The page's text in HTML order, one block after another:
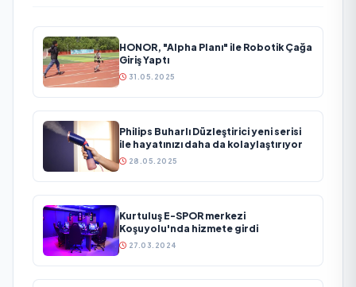
HONOR, "Alpha Planı" ile Robotik Çağa
Giriş Yaptı
31.05.2025
Philips Buharlı Düzleştirici yeni serisi
ile hayatınızı daha da kolaylaştırıyor
28.05.2025
Kurtuluş E-SPOR merkezi
Koşuyolu'nda hizmete girdi
27.03.2024